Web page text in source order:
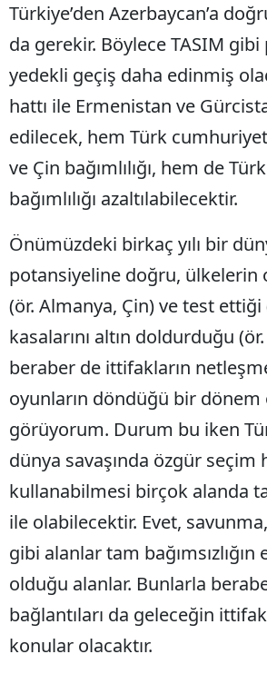
Türkiye’den Azerbaycan’a
da gerekir. Böylece TASIM
yedekli geçiş daha edinmiş
hattı ile Ermenistan ve
edilecek, hem Türk
ve Çin bağımlılığı, hem de
bağımlılığı azaltılabilecektir.
Önümüzdeki birkaç yılı bir
potansiyeline doğru, ülkelerin
(ör. Almanya, Çin) ve test ettiği
kasalarını altın doldurduğu
beraber de ittifakların
oyunların döndüğü bir dönem
görüyorum. Durum bu iken
dünya savaşında özgür seçim
kullanabilmesi birçok alanda
ile olabilecektir. Evet,
gibi alanlar tam bağımsızlığın
olduğu alanlar. Bunlarla
bağlantıları da geleceğin
konular olacaktır.